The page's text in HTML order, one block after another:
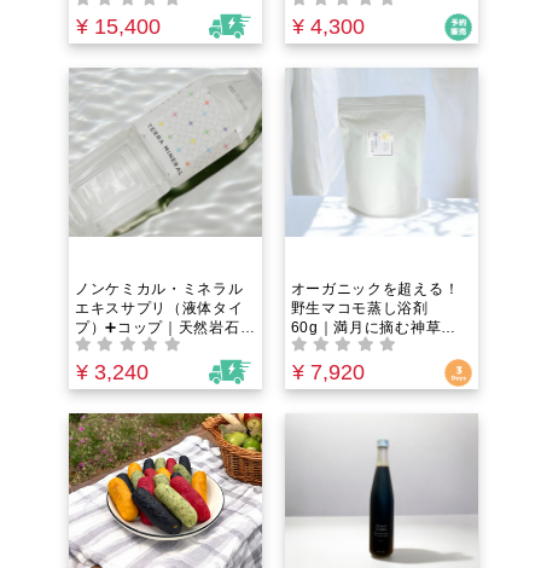
オーガニックコットンの2
種から選べる！舌を正し
ンゆるみ・むくみ・噛み
締め・眠りの悩み・ドラ
イマウス・お口ポカン・
肩こりに。自宅で簡単セ
ルフケア体験！
¥ 15,400
八代伝承の麹と木桶熟成
が織りなす、スーパーの
¥ 4,300
ノンケミカル・ミネラル
エキスサプリ（液体タイ
プ）➕コップ｜天然岩石か
ら抽出した黒雲母由来の
60種以上のイオン化ミネ
ラル｜体のバランスを整
¥ 3,240
オーガニックを超える！
野生マコモ蒸し浴剤
60g｜満月に摘む神草で
冷えた体と心を芯から温
める。【チャクラを整え
直感力アップ】
¥ 7,920